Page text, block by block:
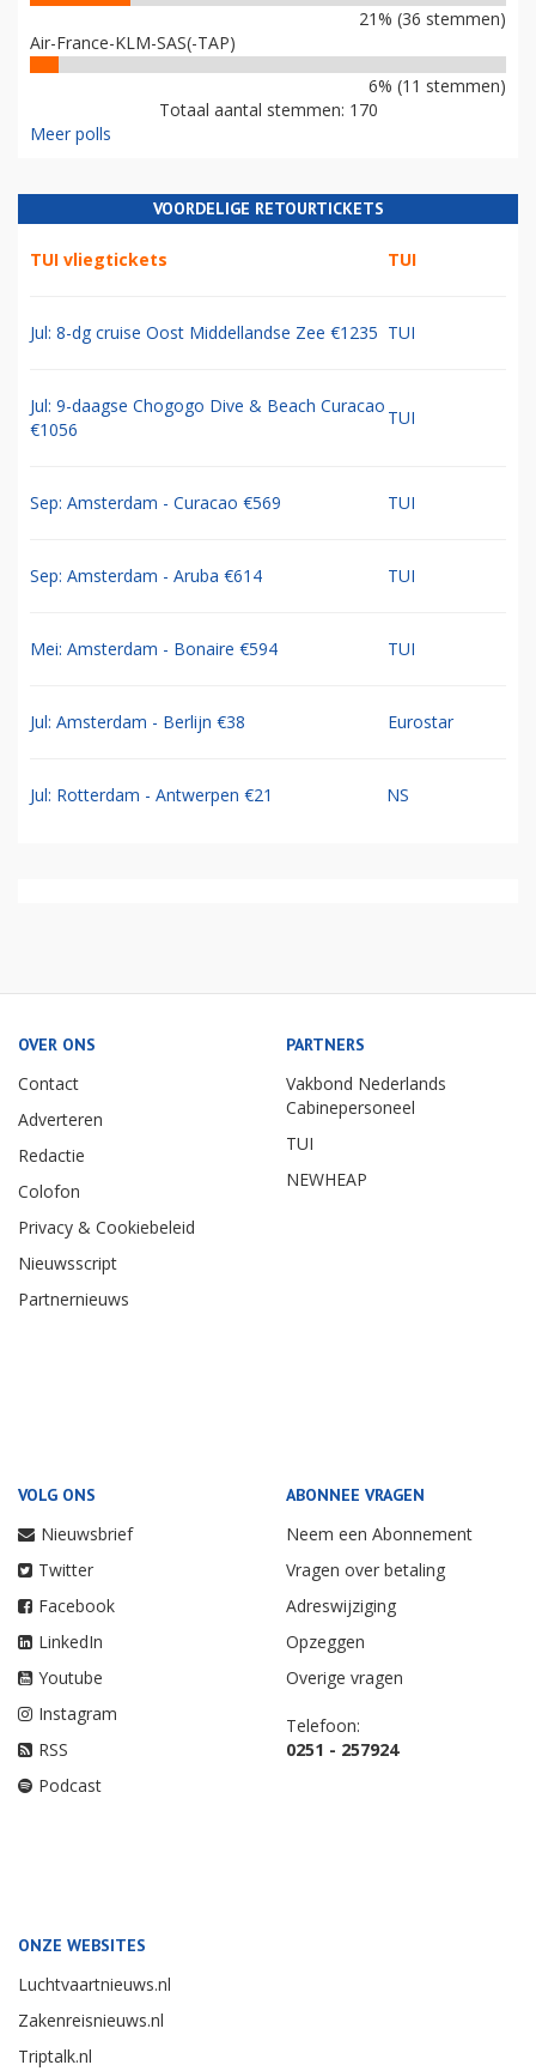
21% (36 stemmen)
Air-France-KLM-SAS(-TAP)
6% (11 stemmen)
Totaal aantal stemmen: 170
Meer polls
VOORDELIGE RETOURTICKETS
TUI vliegtickets TUI
Jul: 8-dg cruise Oost Middellandse Zee €1235 TUI
Jul: 9-daagse Chogogo Dive & Beach Curacao
€1056
TUI
Sep: Amsterdam - Curacao €569 TUI
Sep: Amsterdam - Aruba €614 TUI
Mei: Amsterdam - Bonaire €594 TUI
Jul: Amsterdam - Berlijn €38 Eurostar
Jul: Rotterdam - Antwerpen €21 NS
OVER ONS
Contact
Adverteren
Redactie
Colofon
Privacy & Cookiebeleid
Nieuwsscript
Partnernieuws
PARTNERS
Vakbond Nederlands
Cabinepersoneel
TUI
NEWHEAP
VOLG ONS
Nieuwsbrief
Twitter
Facebook
LinkedIn
Youtube
Instagram
RSS
Podcast
ABONNEE VRAGEN
Neem een Abonnement
Vragen over betaling
Adreswijziging
Opzeggen
Overige vragen
Telefoon:
0251 - 257924
ONZE WEBSITES
Luchtvaartnieuws.nl
Zakenreisnieuws.nl
Triptalk.nl